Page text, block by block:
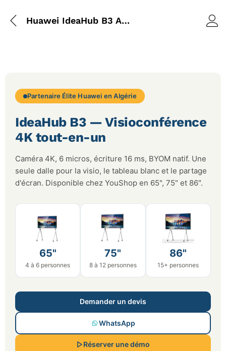
Huawei IdeaHub B3 Algérie — Visioconférence 4K Tout-en-un
Partenaire Élite Huawei en Algérie
IdeaHub B3 — Visioconférence
4K tout-en-un
Caméra 4K, 6 micros, écriture 16 ms, BYOM natif. Une
seule dalle pour la visio, le tableau blanc et le partage
d'écran. Disponible chez YouShop en 65", 75" et 86".
65"
4 à 6 personnes
75"
8 à 12 personnes
86"
15+ personnes
Demander un devis
WhatsApp
Réserver une démo